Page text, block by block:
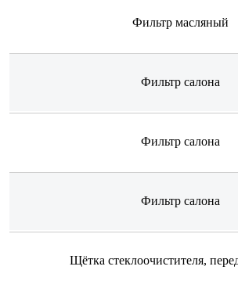
Фильтр масляный
Фильтр салона
Фильтр салона
Фильтр салона
Щётка стеклоочистителя,